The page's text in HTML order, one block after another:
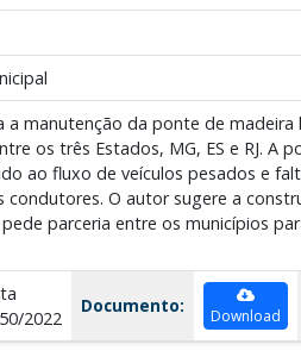
a manutenção da ponte de madeira
os três Estados, MG, ES e RJ. A
ao fluxo de veículos pesados e
condutores. O autor sugere a
parceria entre os municípios
2022
Documento: Download